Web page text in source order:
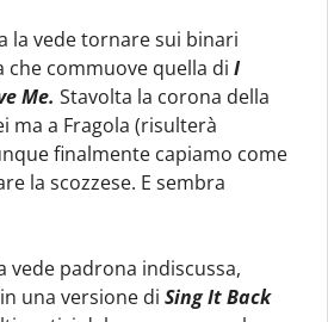
la vede tornare sui binari
che commuove quella di I
Me. Stavolta la corona della
ma a Fragola (risulterà
finalmente capiamo come
la scozzese. E sembra
vede padrona indiscussa,
una versione di Sing It Back